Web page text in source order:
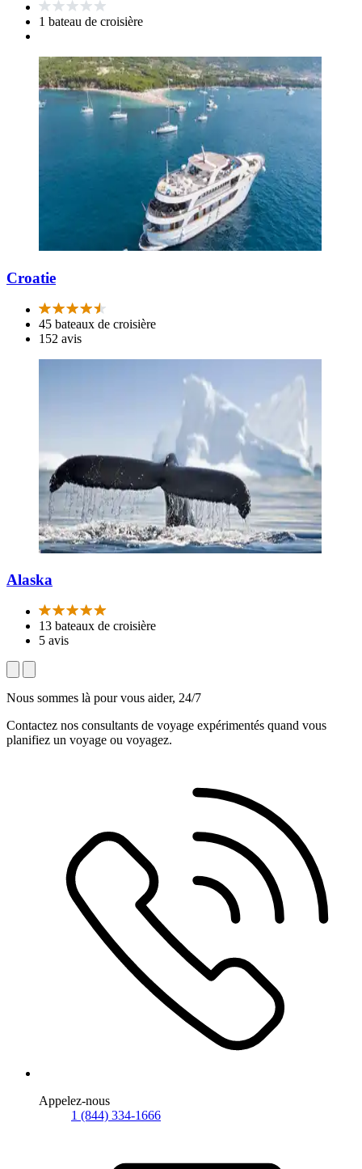
1 bateau de croisière
Croatie
45 bateaux de croisière
152 avis
Alaska
13 bateaux de croisière
5 avis
Nous sommes là pour vous aider, 24/7
Contactez nos consultants de voyage expérimentés quand vous
planifiez un voyage ou voyagez.
Appelez-nous
1 (844) 334-1666